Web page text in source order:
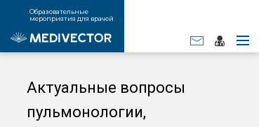
Образовательные
мероприятия для врачей
Актуальные вопросы
пульмонологии,